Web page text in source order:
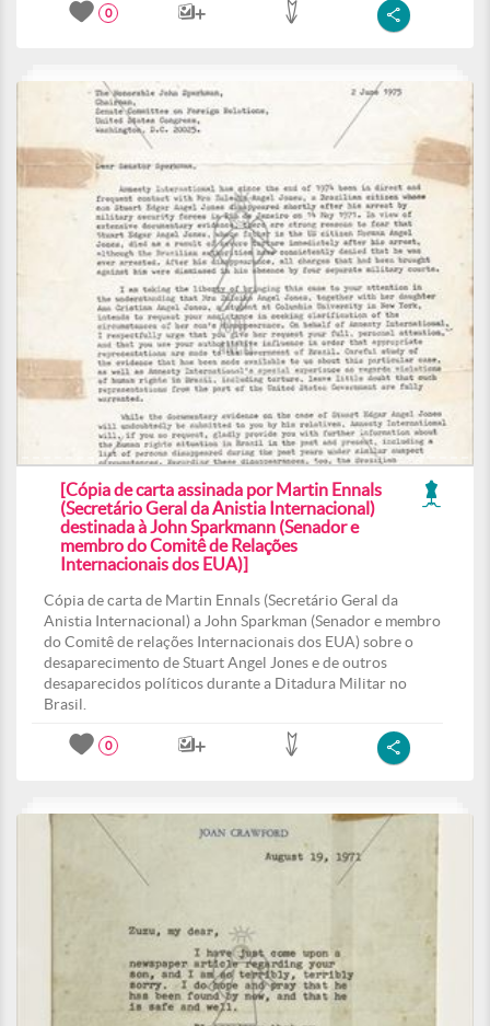
0
[Cópia de carta assinada por Martin Ennals
(Secretário Geral da Anistia Internacional)
destinada à John Sparkmann (Senador e
membro do Comitê de Relações
Internacionais dos EUA)]
Cópia de carta de Martin Ennals (Secretário Geral da
Anistia Internacional) a John Sparkman (Senador e membro
do Comitê de relações Internacionais dos EUA) sobre o
desaparecimento de Stuart Angel Jones e de outros
desaparecidos políticos durante a Ditadura Militar no
Brasil.
0